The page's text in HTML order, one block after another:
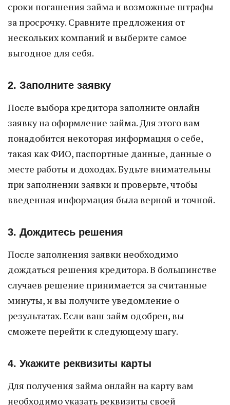
сроки погашения займа и возможные штрафы
за просрочку. Сравните предложения от
нескольких компаний и выберите самое
выгодное для себя.
2. Заполните заявку
После выбора кредитора заполните онлайн
заявку на оформление займа. Для этого вам
понадобится некоторая информация о себе,
такая как ФИО, паспортные данные, данные о
месте работы и доходах. Будьте внимательны
при заполнении заявки и проверьте, чтобы
введенная информация была верной и точной.
3. Дождитесь решения
После заполнения заявки необходимо
дождаться решения кредитора. В большинстве
случаев решение принимается за считанные
минуты, и вы получите уведомление о
результатах. Если ваш займ одобрен, вы
сможете перейти к следующему шагу.
4. Укажите реквизиты карты
Для получения займа онлайн на карту вам
необходимо указать реквизиты своей